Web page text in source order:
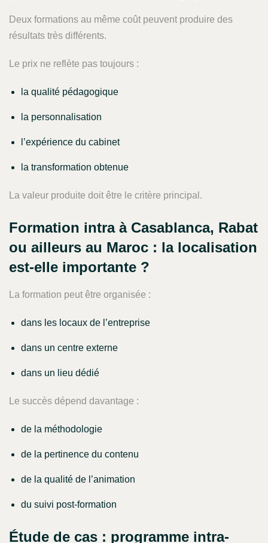
Deux formations au même coût peuvent produire des
résultats très différents.
Le prix ne reflète pas toujours :
la qualité pédagogique
la personnalisation
l’expérience du cabinet
la transformation obtenue
La valeur produite doit être le critère principal.
Formation intra à Casablanca, Rabat
ou ailleurs au Maroc : la localisation
est-elle importante ?
La formation peut être organisée :
dans les locaux de l’entreprise
dans un centre externe
dans un lieu dédié
Le succès dépend davantage :
de la méthodologie
de la pertinence du contenu
de la qualité de l’animation
du suivi post-formation
Étude de cas : programme intra-